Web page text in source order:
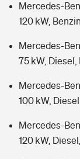
Mercedes-
120 kW,
Mercedes-
75 kW,
Mercedes-
100 kW,
Mercedes-
120 kW,